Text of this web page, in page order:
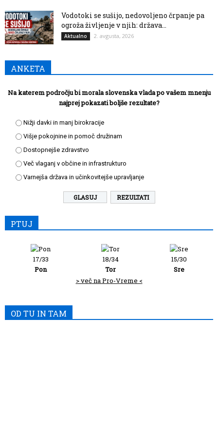
Vodotoki se sušijo, nedovoljeno črpanje pa
ogroža življenje v njih: država...
Aktualno 2. avgusta, 2026
ANKETA
Na katerem področju bi morala slovenska vlada po vašem mnenju
najprej pokazati boljše rezultate?
Nižji davki in manj birokracije
Višje pokojnine in pomoč družinam
Dostopnejše zdravstvo
Več vlaganj v občine in infrastrukturo
Varnejša država in učinkovitejše upravljanje
REZULTATI
PTUJ
17/33
Pon
18/34
Tor
15/30
Sre
> več na Pro-Vreme <
OD TU IN TAM